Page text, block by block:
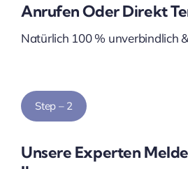
Anrufen Oder Direkt
Natürlich 100 % unverbindlich
Step – 2
Unsere Experten